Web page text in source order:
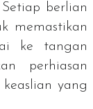
berlian
memastikan
ke tangan
perhiasan
yang